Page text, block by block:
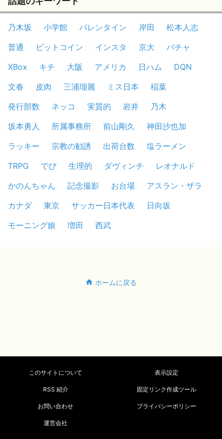
乃木坂 小学館 バレンタイン 岸田
松本人志
普通
ビットコイン インスタ 京大
バチャ
XBox
キチ 大阪 アメリカ 日ハム
DQN
文春
皮肉 三浦瑠麗 ミス日本
稲葉
発行部数
ネッコ 実質的 岩井
乃木
坂本勇人
所属事務所 前山剛久
神田沙也加
ラッキー
宗教の勧誘 出荷台数
塩ラーメン
TRPG
でび 生理的 ダヴィンチ
レオナルド
かのんちゃん
記念撮影 お台場
アスラン・ザラ
カナダ
東京 サッカー日本代表
日向坂
モーニング娘
増田 西武
ホームに戻る
このサイトについて 表示設定
RSS 紹介 固定リンク作成ツール
お問い合わせ プライバシーポリシー
運営会社